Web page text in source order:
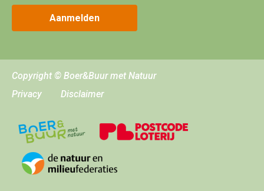
Aanmelden
Copyright © Boer&Buur met Natuur
Privacy
Disclaimer